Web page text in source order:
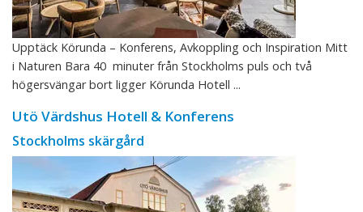
Upptäck Körunda – Konferens, Avkoppling och Inspiration Mitt
i Naturen Bara 40 minuter från Stockholms puls och två
högersvängar bort ligger Körunda Hotell ...
Utö Värdshus Hotell & Konferens
Stockholms skärgård